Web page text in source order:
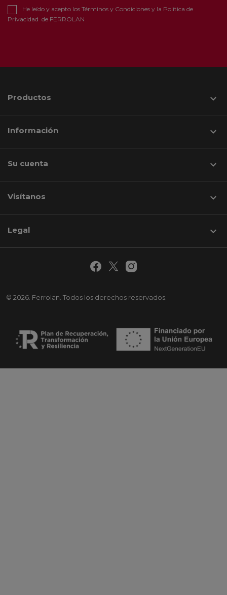
He leído y acepto los Términos y Condiciones y la Política de
Privacidad de FERROLAN
Productos 
Información 
Su cuenta 
Visítanos keyboard_arrow_down
© 2026. Ferrolan. Todos los derechos reservados.
Legal 